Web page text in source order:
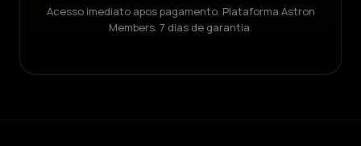
Acesso imediato apos pagamento. Plataforma Astron
Members. 7 dias de garantia.